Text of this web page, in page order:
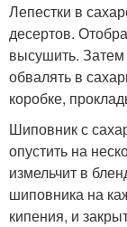
Лепестки в
десертов.
высушить.
обвалять в
коробке,
Шиповник с
опустить на
измельчит в
шиповника на
кипения, и